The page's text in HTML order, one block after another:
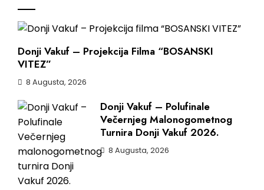
Donji Vakuf – Projekcija Filma “BOSANSKI
VITEZ”
8 Augusta, 2026
Donji Vakuf – Polufinale
Večernjeg Malonogometnog
Turnira Donji Vakuf 2026.
8 Augusta, 2026